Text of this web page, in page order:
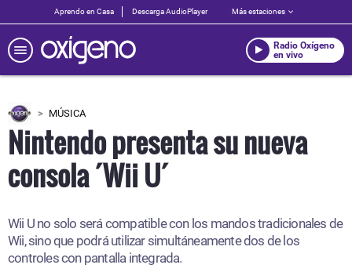
Aprendo en Casa Descarga AudioPlayer Más estaciones
Radio Oxígeno
en vivo
MÚSICA
Nintendo presenta su nueva
consola ´Wii U´
Wii U no solo será compatible con los mandos tradicionales de
Wii, sino que podrá utilizar simultáneamente dos de los
controles con pantalla integrada.